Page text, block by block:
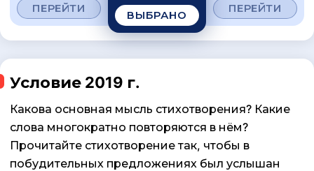
ПЕРЕЙТИ
ВЫБРАНО
ПЕРЕЙТИ
Условие 2019 г.
Какова основная мысль стихотворения? Какие
слова многократно повторяются в нём?
Прочитайте стихотворение так, чтобы в
побудительных предложениях был услышан